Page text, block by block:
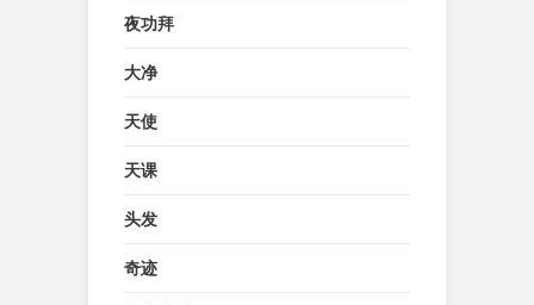
夜功拜
大净
天使
天课
头发
奇迹